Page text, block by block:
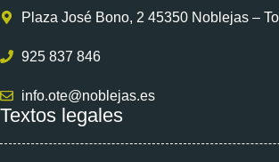
Plaza José Bono, 2 45350 Noblejas –
925 837 846
info.ote@noblejas.es
Textos legales